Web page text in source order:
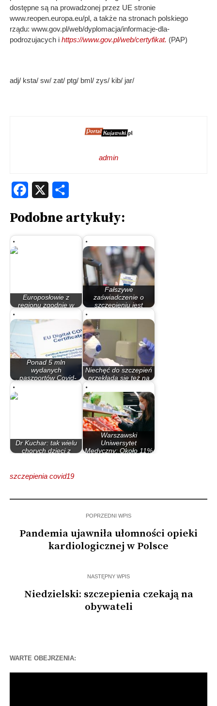
dostępne są na prowadzonej przez UE stronie
www.reopen.europa.eu/pl, a także na stronach polskiego
rządu: www.gov.pl/web/dyplomacja/informacje-dla-
podrozujacych i https://www.gov.pl/web/certyfikat. (PAP)
adj/ ksta/ sw/ zat/ ptg/ bml/ zys/ kib/ jar/
admin
Facebook
Podobne artykuły:
Europosłowie z
regionu zgodnie w
temacie mitycznych…
Fałszywe
zaświadczenie o
szczepieniu jest
Ponad 5 mln
wydanych
,,paszportów Covid-
Niechęć do szczepień
przekłada się też na
Dr Kuchar: tak wielu
chorych dzieci z
Warszawski
Uniwersytet
Medyczny: Około 11%
szczepienia covid19
POPRZEDNI WPIS
Pandemia ujawniła ułomności opieki
kardiologicznej w Polsce
NASTĘPNY WPIS
Niedzielski: szczepienia czekają na
obywateli
WARTE OBEJRZENIA: